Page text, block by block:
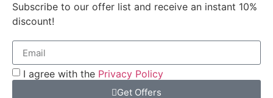
Subscribe to our offer list and receive an instant 10%
discount!
I agree with the Privacy Policy
Get Offers